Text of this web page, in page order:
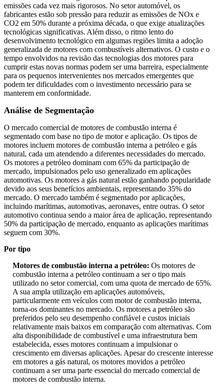
emissões cada vez mais rigorosos. No setor automóvel, os
fabricantes estão sob pressão para reduzir as emissões de NOx e
CO2 em 50% durante a próxima década, o que exige atualizações
tecnológicas significativas. Além disso, o ritmo lento do
desenvolvimento tecnológico em algumas regiões limita a adoção
generalizada de motores com combustíveis alternativos. O custo e o
tempo envolvidos na revisão das tecnologias dos motores para
cumprir estas novas normas podem ser uma barreira, especialmente
para os pequenos intervenientes nos mercados emergentes que
podem ter dificuldades com o investimento necessário para se
manterem em conformidade.
Análise de Segmentação
O mercado comercial de motores de combustão interna é
segmentado com base no tipo de motor e aplicação. Os tipos de
motores incluem motores de combustão interna a petróleo e gás
natural, cada um atendendo a diferentes necessidades do mercado.
Os motores a petróleo dominam com 65% da participação de
mercado, impulsionados pelo uso generalizado em aplicações
automotivas. Os motores a gás natural estão ganhando popularidade
devido aos seus benefícios ambientais, representando 35% do
mercado. O mercado também é segmentado por aplicações,
incluindo marítimas, automotivas, aeronaves, entre outras. O setor
automotivo continua sendo a maior área de aplicação, representando
50% da participação de mercado, enquanto as aplicações marítimas
seguem com 30%.
Por tipo
Motores de combustão interna a petróleo: Os motores de
combustão interna a petróleo continuam a ser o tipo mais
utilizado no setor comercial, com uma quota de mercado de 65%.
A sua ampla utilização em aplicações automóveis,
particularmente em veículos com motor de combustão interna,
torna-os dominantes no mercado. Os motores a petróleo são
preferidos pelo seu desempenho confiável e custos iniciais
relativamente mais baixos em comparação com alternativas. Com
alta disponibilidade de combustível e uma infraestrutura bem
estabelecida, esses motores continuam a impulsionar o
crescimento em diversas aplicações. Apesar do crescente interesse
em motores a gás natural, os motores movidos a petróleo
continuam a ser uma parte essencial do mercado comercial de
motores de combustão interna.